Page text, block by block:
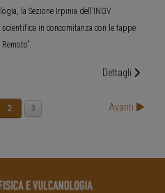
la Sezione Irpinia dell’INGV
in concomitanza con le tappe
Dettagli
2 3 Avanti